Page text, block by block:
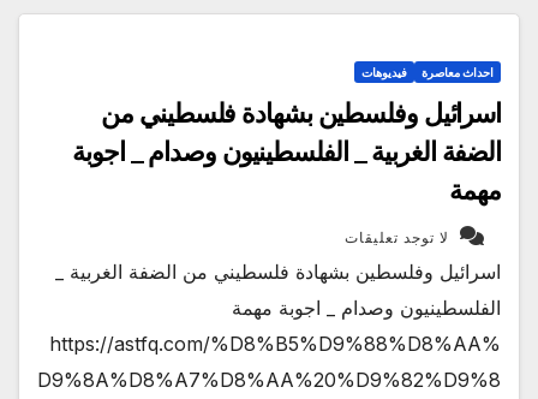
احداث معاصرة فيديوهات
اسرائيل وفلسطين بشهادة فلسطيني من
الضفة الغربية _ الفلسطينيون وصدام _ اجوبة
مهمة
لا توجد تعليقات
اسرائيل وفلسطين بشهادة فلسطيني من الضفة الغربية _
الفلسطينيون وصدام _ اجوبة مهمة
https://astfq.com/%D8%B5%D9%88%D8%AA%
D9%8A%D8%A7%D8%AA%20%D9%82%D9%8